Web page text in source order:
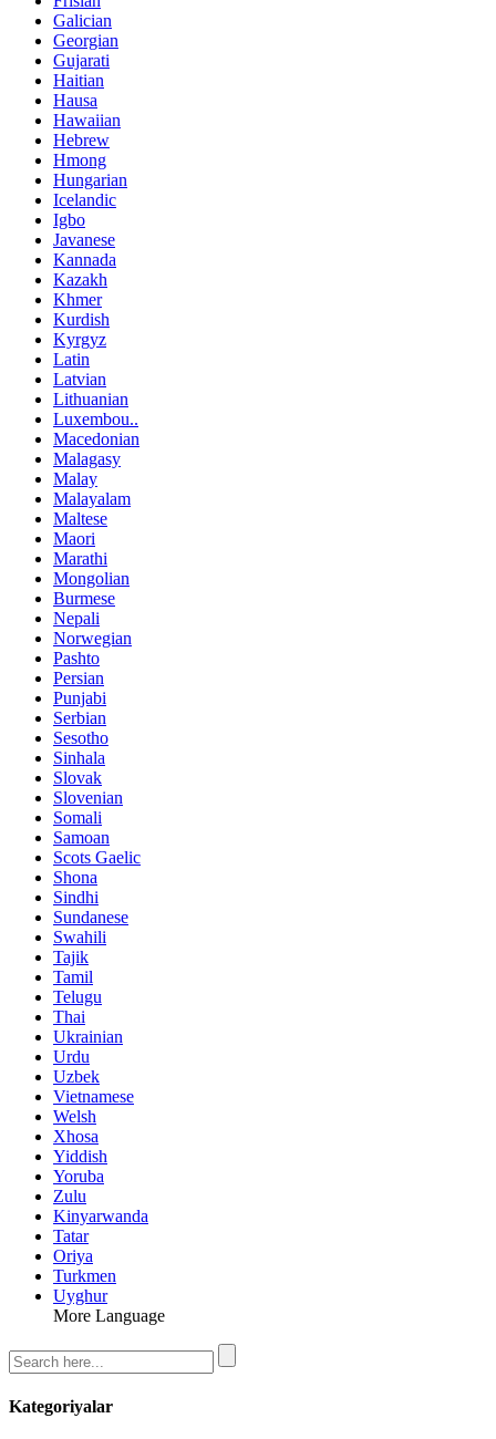
Galician
Georgian
Gujarati
Haitian
Hausa
Hawaiian
Hebrew
Hmong
Hungarian
Icelandic
Igbo
Javanese
Kannada
Kazakh
Khmer
Kurdish
Kyrgyz
Latin
Latvian
Lithuanian
Luxembou..
Macedonian
Malagasy
Malay
Malayalam
Maltese
Maori
Marathi
Mongolian
Burmese
Nepali
Norwegian
Pashto
Persian
Punjabi
Serbian
Sesotho
Sinhala
Slovak
Slovenian
Somali
Samoan
Scots Gaelic
Shona
Sindhi
Sundanese
Swahili
Tajik
Tamil
Telugu
Thai
Ukrainian
Urdu
Uzbek
Vietnamese
Welsh
Xhosa
Yiddish
Yoruba
Zulu
Kinyarwanda
Tatar
Oriya
Turkmen
Uyghur
More Language
Kategoriyalar